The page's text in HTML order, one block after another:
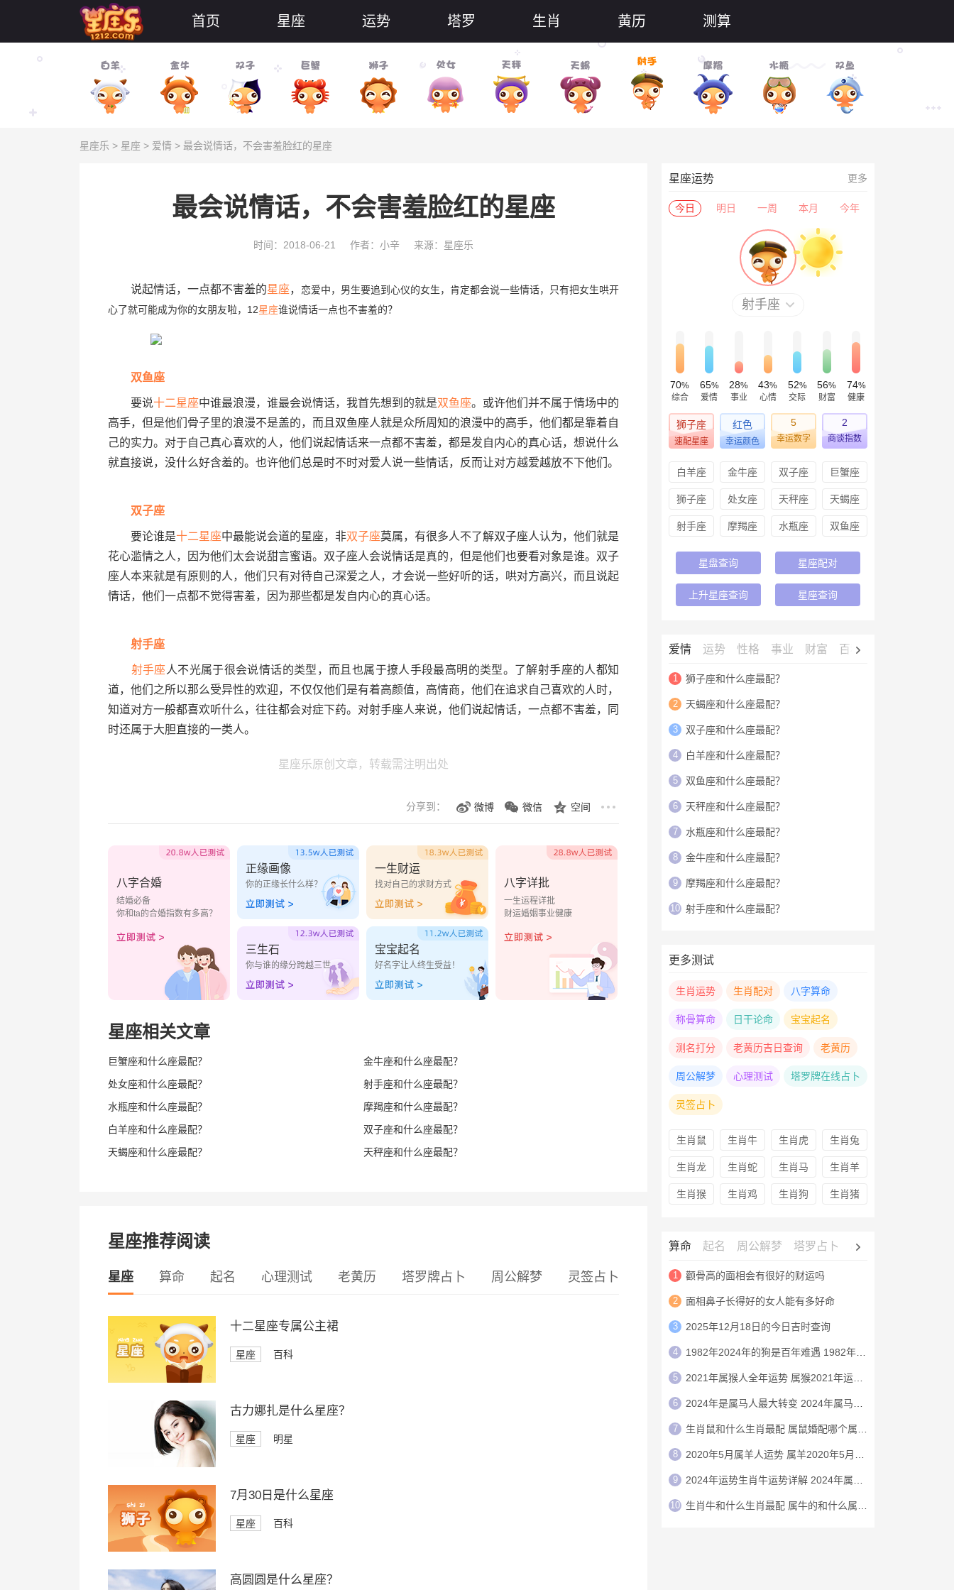
首页 星座 运势 塔罗 生肖 黄历 测算
星座乐 > 星座 > 爱情 > 最会说情话，不会害羞脸红的星座
最会说情话，不会害羞脸红的星座
时间：2018-06-21 作者：小辛 来源：星座乐
说起情话，一点都不害羞的星座， 恋爱中，男生要追到心仪的女生，肯定都会说一些情话，只有把女生哄开
心了就可能成为你的女朋友啦，12星座谁说情话一点也不害羞的？
双鱼座
要说十二星座中谁最浪漫，谁最会说情话，我首先想到的就是双鱼座。或许他们并不属于情场中的
高手，但是他们骨子里的浪漫不是盖的，而且双鱼座人就是众所周知的浪漫中的高手，他们都是靠着自
己的实力。对于自己真心喜欢的人，他们说起情话来一点都不害羞，都是发自内心的真心话，想说什么
就直接说，没什么好含羞的。也许他们总是时不时对爱人说一些情话，反而让对方越爱越放不下他们。
双子座
要论谁是十二星座中最能说会道的星座，非双子座莫属，有很多人不了解双子座人认为，他们就是
花心滥情之人，因为他们太会说甜言蜜语。双子座人会说情话是真的，但是他们也要看对象是谁。双子
座人本来就是有原则的人，他们只有对待自己深爱之人，才会说一些好听的话，哄对方高兴，而且说起
情话，他们一点都不觉得害羞，因为那些都是发自内心的真心话。
射手座
射手座人不光属于很会说情话的类型，而且也属于撩人手段最高明的类型。了解射手座的人都知
道，他们之所以那么受异性的欢迎，不仅仅他们是有着高颜值，高情商，他们在追求自己喜欢的人时，
知道对方一般都喜欢听什么，往往都会对症下药。对射手座人来说，他们说起情话，一点都不害羞，同
时还属于大胆直接的一类人。
星座乐原创文章，转载需注明出处
分享到： 微博 微信 空间
八字合婚
结婚必备
你和ta的合婚指数有多高？
正缘画像
你的正缘长什么样？
一生财运
找对自己的求财方式
三生石
你与谁的缘分跨越三世
宝宝起名
好名字让人终生受益！
八字详批
一生运程详批
财运婚姻事业健康
星座相关文章
巨蟹座和什么座最配？
金牛座和什么座最配？
处女座和什么座最配？
射手座和什么座最配？
水瓶座和什么座最配？
摩羯座和什么座最配？
白羊座和什么座最配？
双子座和什么座最配？
天蝎座和什么座最配？
天秤座和什么座最配？
星座推荐阅读
星座 算命 起名 心理测试 老黄历 塔罗牌占卜 周公解梦 灵签占卜
十二星座专属公主裙
星座 百科
古力娜扎是什么星座？
星座 明星
7月30日是什么星座
星座 百科
高圆圆是什么星座？
星座运势 更多
今日 明日 一周 本月 今年
射手座
70%
综合
65%
爱情
28%
事业
43%
心情
52%
交际
56%
财富
74%
健康
狮子座
速配星座
红色
幸运颜色
5
幸运数字
2
商谈指数
白羊座 金牛座 双子座 巨蟹座
狮子座 处女座 天秤座 天蝎座
射手座 摩羯座 水瓶座 双鱼座
星盘查询 星座配对
上升星座查询 星座查询
爱情 运势 性格 事业 财富 百科
1 狮子座和什么座最配？
2 天蝎座和什么座最配？
3 双子座和什么座最配？
4 白羊座和什么座最配？
5 双鱼座和什么座最配？
6 天秤座和什么座最配？
7 水瓶座和什么座最配？
8 金牛座和什么座最配？
9 摩羯座和什么座最配？
10 射手座和什么座最配？
更多测试
生肖运势 生肖配对 八字算命
称骨算命 日干论命 宝宝起名
测名打分 老黄历吉日查询 老黄历
周公解梦 心理测试 塔罗牌在线占卜
灵签占卜
生肖鼠 生肖牛 生肖虎 生肖兔
生肖龙 生肖蛇 生肖马 生肖羊
生肖猴 生肖鸡 生肖狗 生肖猪
算命 起名 周公解梦 塔罗占卜 心理测试
1 颧骨高的面相会有很好的财运吗
2 面相鼻子长得好的女人能有多好命
3 2025年12月18日的今日吉时查询
4 1982年2024年的狗是百年难遇 1982年的狗在2024年怎么样
5 2021年属猴人全年运势 属猴2021年运势及运程
6 2024年是属马人最大转变 2024年属马人的全年运势
7 生肖鼠和什么生肖最配 属鼠婚配哪个属相最好
8 2020年5月属羊人运势 属羊2020年5月运程
9 2024年运势生肖牛运势详解 2024年属牛人的全年运势详解
10 生肖牛和什么生肖最配 属牛的和什么属相最配